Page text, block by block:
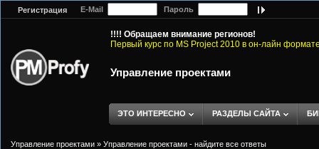
Регистрация E-Mail Пароль
!!!! Обращаем внимание регионов!
Первый курс по MS Project 2010 в он-лайн
Управление проектами
ЭТО ИНТЕРЕСНО РАЗДЕЛЫ САЙТА
Управление проектами » Управление проектами - найдите все ответы